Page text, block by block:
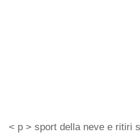
< p > sport della neve e ritiri